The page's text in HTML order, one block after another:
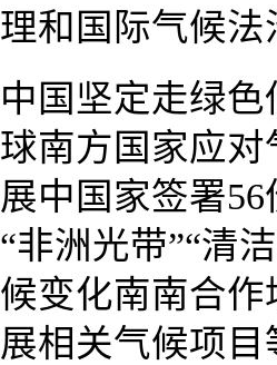
理和国际气候
中国坚定走绿
球南方国家应
展中国家签署
“非洲光带”“清
候变化南南合
展相关气候项